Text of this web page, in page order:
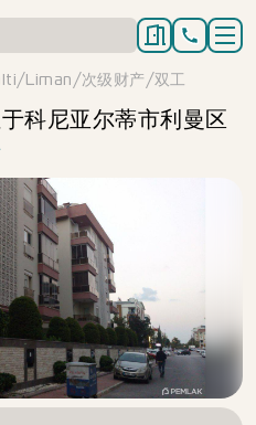
/ Liman /次级财产 /双工
科尼亚尔蒂市利曼区